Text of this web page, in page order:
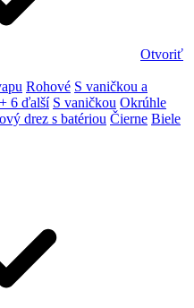
Otvoriť
Rohové S vaničkou a
+ 6 ďalší S vaničkou Okrúhle
drez s batériou Čierne Biele